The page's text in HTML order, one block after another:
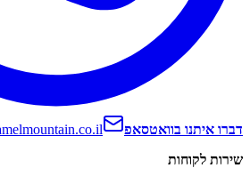
דברו איתנו בוואטסאפ
שירות לקוחות